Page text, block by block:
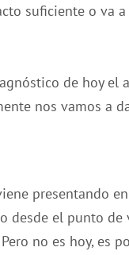
suficiente o va
de hoy el
nos vamos a
presentando
desde el punto de
no es hoy, es